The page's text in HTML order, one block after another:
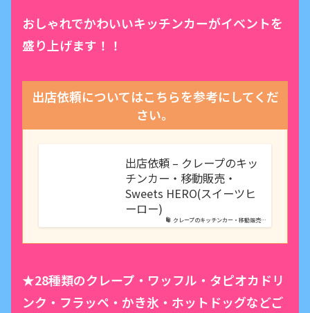
おしゃれでかわいいキッチンカーがイベントを
盛り上げます！！
出店依頼についてはこちらを参考にしてくだ
さい。
クレープのキッチンカー・移動販売…
出店依頼 – クレープのキッ
チンカー・移動販売・
Sweets HERO(スイーツヒ
ーロー)
★28種類のクレープ・ワッフル・タピオカドリ
ンク・フラッペ・かき氷・ホットドッグなどご